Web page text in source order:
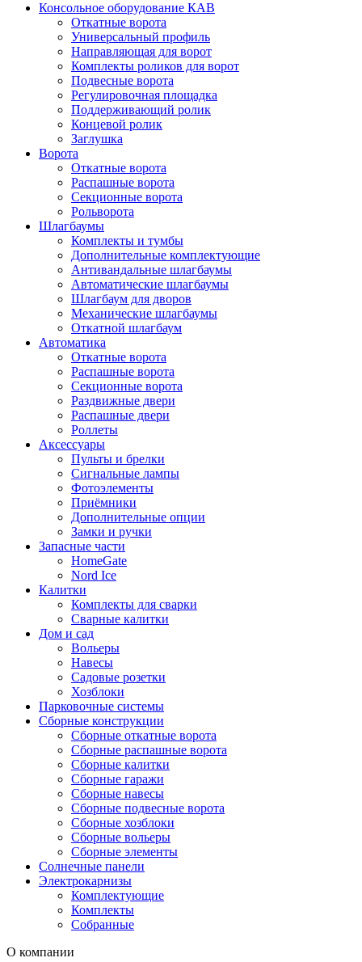
Консольное оборудование КАВ
Откатные ворота
Универсальный профиль
Направляющая для ворот
Комплекты роликов для ворот
Подвесные ворота
Регулировочная площадка
Поддерживающий ролик
Концевой ролик
Заглушка
Ворота
Откатные ворота
Распашные ворота
Секционные ворота
Рольворота
Шлагбаумы
Комплекты и тумбы
Дополнительные комплектующие
Антивандальные шлагбаумы
Автоматические шлагбаумы
Шлагбаум для дворов
Механические шлагбаумы
Откатной шлагбаум
Автоматика
Откатные ворота
Распашные ворота
Секционные ворота
Раздвижные двери
Распашные двери
Роллеты
Аксессуары
Пульты и брелки
Сигнальные лампы
Фотоэлементы
Приёмники
Дополнительные опции
Замки и ручки
Запасные части
HomeGate
Nord Ice
Калитки
Комплекты для сварки
Сварные калитки
Дом и сад
Вольеры
Навесы
Садовые розетки
Хозблоки
Парковочные системы
Сборные конструкции
Сборные откатные ворота
Сборные распашные ворота
Сборные калитки
Сборные гаражи
Сборные навесы
Сборные подвесные ворота
Сборные хозблоки
Сборные вольеры
Сборные элементы
Солнечные панели
Электрокарнизы
Комплектующие
Комплекты
Собранные
О компании